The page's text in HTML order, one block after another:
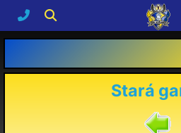
Stará